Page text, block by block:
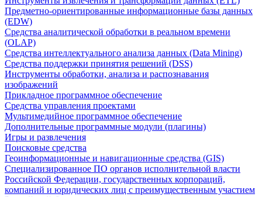
Предметно-ориентированные информационные базы данных
(EDW)
Средства аналитической обработки в реальном времени
(OLAP)
Средства интеллектуального анализа данных (Data Mining)
Средства поддержки принятия решений (DSS)
Инструменты обработки, анализа и распознавания
изображений
Прикладное программное обеспечение
Средства управления проектами
Мультимедийное программное обеспечение
Дополнительные программные модули (плагины)
Игры и развлечения
Поисковые средства
Геоинформационные и навигационные средства (GIS)
Специализированное ПО органов исполнительной власти
Российской Федерации, государственных корпораций,
компаний и юридических лиц с преимущественным участием